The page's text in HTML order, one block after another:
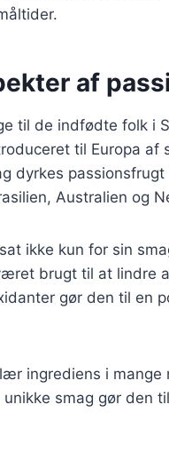
af
til de indfødte folk i
til Europa af
dyrkes
Australien og
ikke kun for sin
brugt til at lindre
gør den til en
ingrediens i mange
smag gør den